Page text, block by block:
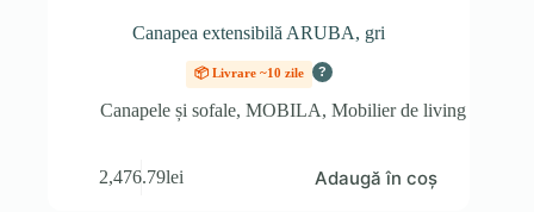
Canapea extensibilă ARUBA, gri
📦 Livrare ~10 zile ?
Canapele și sofale, MOBILA, Mobilier de living
2,476.79lei Adaugă în coș